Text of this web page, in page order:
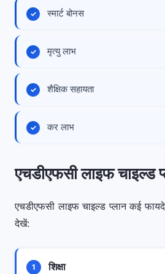
स्मार्ट बोनस
मृत्यु लाभ
शैक्षिक सहायता
कर लाभ
एचडीएफसी लाइफ चाइल्ड
एचडीएफसी लाइफ चाइल्ड प्लान कई
देखें:
1 शिक्षा